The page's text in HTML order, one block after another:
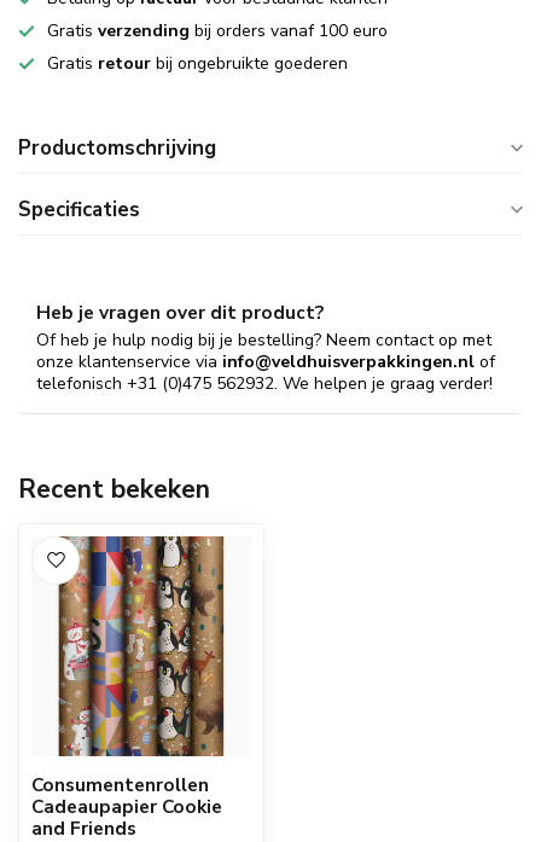
Gratis verzending bij orders vanaf 100 euro
Gratis retour bij ongebruikte goederen
Productomschrijving
Specificaties
Heb je vragen over dit product?
Of heb je hulp nodig bij je bestelling? Neem contact op met
onze klantenservice via info@veldhuisverpakkingen.nl of
telefonisch +31 (0)475 562932. We helpen je graag verder!
Recent bekeken
Consumentenrollen
Cadeaupapier Cookie
and Friends